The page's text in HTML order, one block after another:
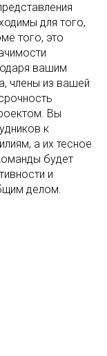
для того,
того, это
вашим
члены из вашей
Вы
к
а их тесное
будет
и
делом.